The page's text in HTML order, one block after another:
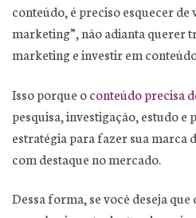
conteúdo, é preciso esquecer de
marketing”, não adianta querer
marketing e investir em
Isso porque oconteúdo precisa
pesquisa, investigação, estudo e
estratégia para fazer sua marca
com destaque no mercado.
Dessa forma, se você deseja que